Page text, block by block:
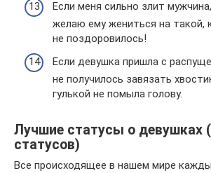
Если меня сильно злит
желаю ему жениться на такой,
не поздоровилось!
Если девушка пришла с
не получилось завязать
гулькой не помыла голову.
Лучшие статусы о девушках
статусов)
Все происходящее в нашем мире